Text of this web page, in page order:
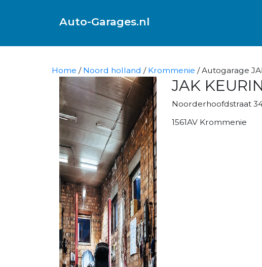
Auto-Garages.nl
Home / Noord holland / Krommenie / Autogarage
JAK
Noorderhoofdstraat
1561AV Krommenie